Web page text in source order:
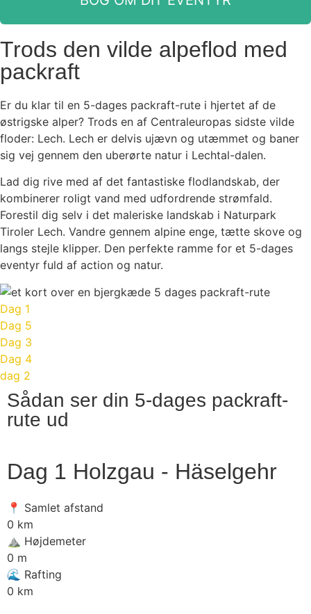
Trods den vilde alpeflod med
packraft
Er du klar til en 5-dages packraft-rute i hjertet af de
østrigske alper? Trods en af Centraleuropas sidste vilde
floder: Lech. Lech er delvis ujævn og utæmmet og baner
sig vej gennem den uberørte natur i Lechtal-dalen.
Lad dig rive med af det fantastiske flodlandskab, der
kombinerer roligt vand med udfordrende strømfald.
Forestil dig selv i det maleriske landskab i Naturpark
Tiroler Lech. Vandre gennem alpine enge, tætte skove og
langs stejle klipper. Den perfekte ramme for et 5-dages
eventyr fuld af action og natur.
Dag 1
Dag 5
Dag 3
Dag 4
dag 2
Sådan ser din 5-dages packraft-
rute ud
Dag 1 Holzgau - Häselgehr
📍 Samlet afstand
0 km
⛰️ Højdemeter
0 m
🌊 Rafting
0 km